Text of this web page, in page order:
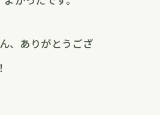
、ありがとうござ